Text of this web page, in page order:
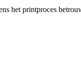
het printproces